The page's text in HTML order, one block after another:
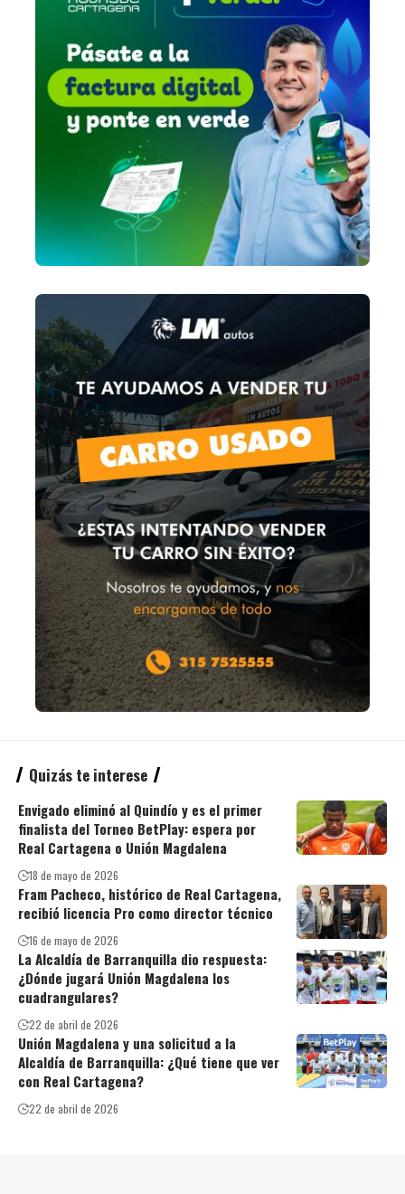
Quizás te interese
Envigado eliminó al Quindío y es el primer
finalista del Torneo BetPlay: espera por
Real Cartagena o Unión Magdalena
18 de mayo de 2026
Fram Pacheco, histórico de Real Cartagena,
recibió licencia Pro como director técnico
16 de mayo de 2026
La Alcaldía de Barranquilla dio respuesta:
¿Dónde jugará Unión Magdalena los
cuadrangulares?
22 de abril de 2026
Unión Magdalena y una solicitud a la
Alcaldía de Barranquilla: ¿Qué tiene que ver
con Real Cartagena?
22 de abril de 2026